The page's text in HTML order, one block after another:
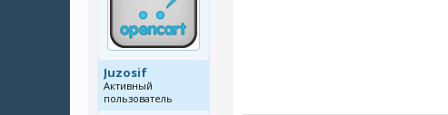
Juzosif
Активный
пользователь